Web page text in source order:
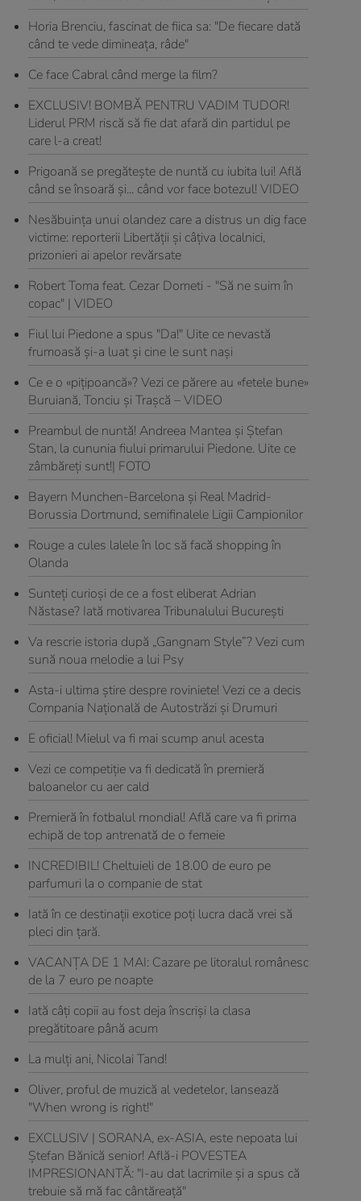
Horia Brenciu, fascinat de fiica sa: "De fiecare dată
când te vede dimineața, râde"
Ce face Cabral când merge la film?
EXCLUSIV! BOMBĂ PENTRU VADIM TUDOR!
Liderul PRM riscă să fie dat afară din partidul pe
care l-a creat!
Prigoană se pregăteşte de nuntă cu iubita lui! Află
când se însoară şi... când vor face botezul! VIDEO
Nesăbuinţa unui olandez care a distrus un dig face
victime: reporterii Libertăţii şi câţiva localnici,
prizonieri ai apelor revărsate
Robert Toma feat. Cezar Dometi - "Să ne suim în
copac" | VIDEO
Fiul lui Piedone a spus "Da!" Uite ce nevastă
frumoasă şi-a luat şi cine le sunt naşi
Ce e o «pițipoancă»? Vezi ce părere au «fetele bune»
Buruiană, Tonciu și Trașcă – VIDEO
Preambul de nuntă! Andreea Mantea şi Ştefan
Stan, la cununia fiului primarului Piedone. Uite ce
zâmbăreţi sunt!| FOTO
Bayern Munchen-Barcelona și Real Madrid-
Borussia Dortmund, semifinalele Ligii Campionilor
Rouge a cules lalele în loc să facă shopping în
Olanda
Sunteți curioși de ce a fost eliberat Adrian
Năstase? Iată motivarea Tribunalului București
Va rescrie istoria după „Gangnam Style”? Vezi cum
sună noua melodie a lui Psy
Asta-i ultima știre despre roviniete! Vezi ce a decis
Compania Naţională de Autostrăzi şi Drumuri
E oficial! Mielul va fi mai scump anul acesta
Vezi ce competiție va fi dedicată în premieră
baloanelor cu aer cald
Premieră în fotbalul mondial! Află care va fi prima
echipă de top antrenată de o femeie
INCREDIBIL! Cheltuieli de 18.00 de euro pe
parfumuri la o companie de stat
Iată în ce destinaţii exotice poţi lucra dacă vrei să
pleci din ţară.
VACANŢA DE 1 MAI: Cazare pe litoralul românesc
de la 7 euro pe noapte
Iată câţi copii au fost deja înscrişi la clasa
pregătitoare până acum
La mulți ani, Nicolai Tand!
Oliver, proful de muzică al vedetelor, lansează
"When wrong is right!"
EXCLUSIV | SORANA, ex-ASIA, este nepoata lui
Ştefan Bănică senior! Află-i POVESTEA
IMPRESIONANTĂ: "I-au dat lacrimile şi a spus că
trebuie să mă fac cântăreaţă"